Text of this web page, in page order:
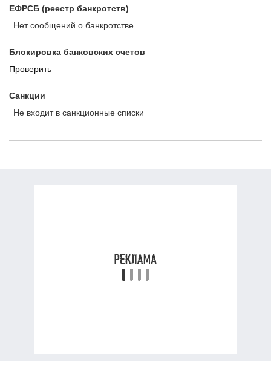
ЕФРСБ (реестр банкротств)
Нет сообщений о банкротстве
Блокировка банковских счетов
Проверить
Санкции
Не входит в санкционные списки